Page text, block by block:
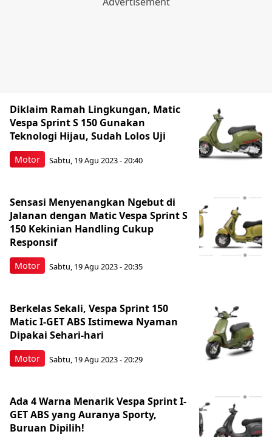
Motor
Diklaim Ramah Lingkungan, Matic
Vespa Sprint S 150 Gunakan
Teknologi Hijau, Sudah Lolos Uji
Sabtu, 19 Agu 2023 - 20:40
Motor
Sensasi Menyenangkan Ngebut di
Jalanan dengan Matic Vespa Sprint S
150 Kekinian Handling Cukup
Responsif
Sabtu, 19 Agu 2023 - 20:35
Motor
Berkelas Sekali, Vespa Sprint 150
Matic I-GET ABS Istimewa Nyaman
Dipakai Sehari-hari
Sabtu, 19 Agu 2023 - 20:29
Ada 4 Warna Menarik Vespa Sprint I-
GET ABS yang Auranya Sporty,
Buruan Dipilih!